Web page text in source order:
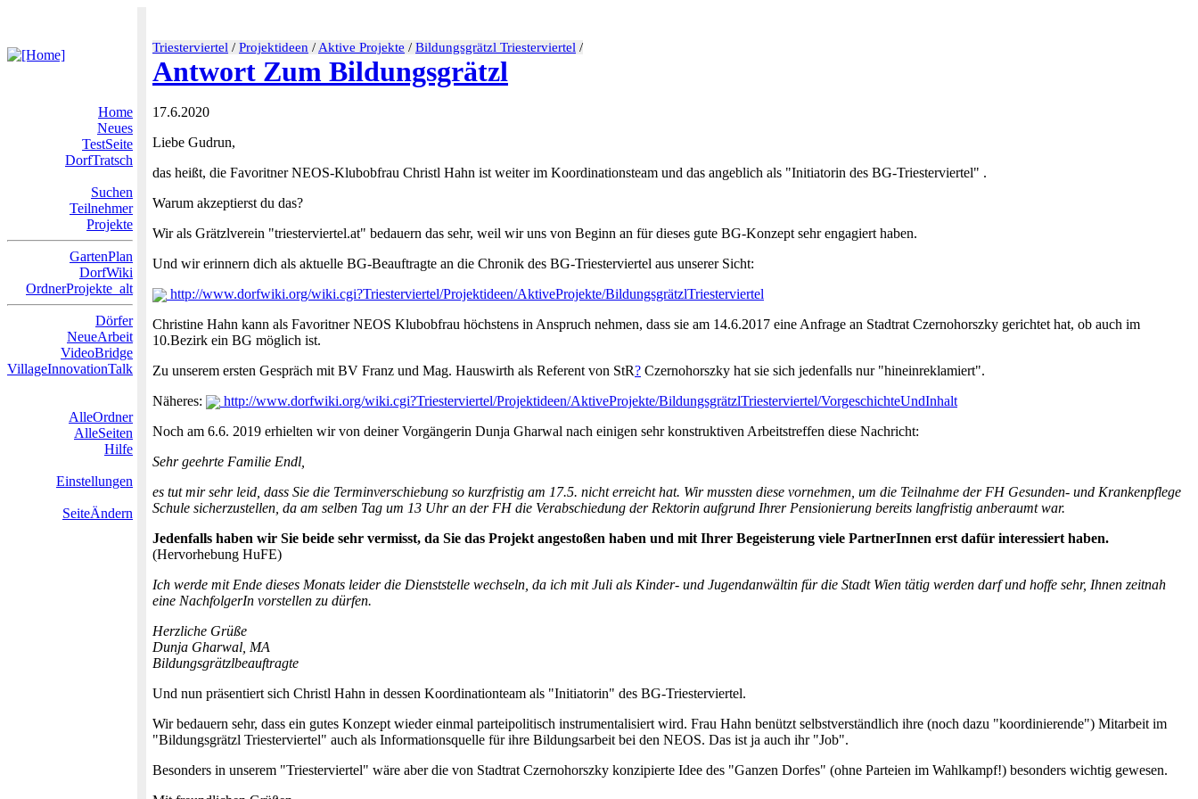
Triesterviertel / Projektideen / Aktive Projekte / Bildungsgrätzl Triesterviertel /
Antwort Zum Bildungsgrätzl
Home
Neues
TestSeite
DorfTratsch
Suchen
Teilnehmer
Projekte
GartenPlan
DorfWiki
OrdnerProjekte_alt
Dörfer
NeueArbeit
VideoBridge
VillageInnovationTalk
AlleOrdner
AlleSeiten
Hilfe
Einstellungen
SeiteÄndern
17.6.2020
Liebe Gudrun,
das heißt, die Favoritner NEOS-Klubobfrau Christl Hahn ist weiter im Koordinationsteam und das angeblich als "Initiatorin des BG-Triesterviertel" .
Warum akzeptierst du das?
Wir als Grätzlverein "triesterviertel.at" bedauern das sehr, weil wir uns von Beginn an für dieses gute BG-Konzept sehr engagiert haben.
Und wir erinnern dich als aktuelle BG-Beauftragte an die Chronik des BG-Triesterviertel aus unserer Sicht:
http://www.dorfwiki.org/wiki.cgi?Triesterviertel/Projektideen/AktiveProjekte/BildungsgrätzlTriesterviertel
Christine Hahn kann als Favoritner NEOS Klubobfrau höchstens in Anspruch nehmen, dass sie am 14.6.2017 eine Anfrage an Stadtrat Czernohorszky gerichtet hat, ob auch im
10.Bezirk ein BG möglich ist.
Zu unserem ersten Gespräch mit BV Franz und Mag. Hauswirth als Referent von StR? Czernohorszky hat sie sich jedenfalls nur "hineinreklamiert".
Näheres:
http://www.dorfwiki.org/wiki.cgi?Triesterviertel/Projektideen/AktiveProjekte/BildungsgrätzlTriesterviertel/VorgeschichteUndInhalt
Noch am 6.6. 2019 erhielten wir von deiner Vorgängerin Dunja Gharwal nach einigen sehr konstruktiven Arbeitstreffen diese Nachricht:
Sehr geehrte Familie Endl,
es tut mir sehr leid, dass Sie die Terminverschiebung so kurzfristig am 17.5. nicht erreicht hat. Wir mussten diese vornehmen, um die Teilnahme der FH Gesunden- und Krankenpflege
Schule sicherzustellen, da am selben Tag um 13 Uhr an der FH die Verabschiedung der Rektorin aufgrund Ihrer Pensionierung bereits langfristig anberaumt war.
Jedenfalls haben wir Sie beide sehr vermisst, da Sie das Projekt angestoßen haben und mit Ihrer Begeisterung viele PartnerInnen erst dafür interessiert haben.
(Hervorhebung HuFE)
Ich werde mit Ende dieses Monats leider die Dienststelle wechseln, da ich mit Juli als Kinder- und Jugendanwältin für die Stadt Wien tätig werden darf und hoffe sehr, Ihnen zeitnah
eine NachfolgerIn vorstellen zu dürfen.
Herzliche Grüße
Dunja Gharwal, MA
Bildungsgrätzlbeauftragte
Und nun präsentiert sich Christl Hahn in dessen Koordinationteam als "Initiatorin" des BG-Triesterviertel.
Wir bedauern sehr, dass ein gutes Konzept wieder einmal parteipolitisch instrumentalisiert wird. Frau Hahn benützt selbstverständlich ihre (noch dazu "koordinierende") Mitarbeit im
"Bildungsgrätzl Triesterviertel" auch als Informationsquelle für ihre Bildungsarbeit bei den NEOS. Das ist ja auch ihr "Job".
Besonders in unserem "Triesterviertel" wäre aber die von Stadtrat Czernohorszky konzipierte Idee des "Ganzen Dorfes" (ohne Parteien im Wahlkampf!) besonders wichtig gewesen.